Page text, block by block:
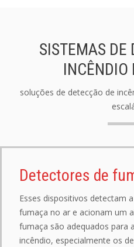
SISTEMAS DE
INCÊNDIO
soluções de detecção de
Detectores de
Esses dispositivos detectam
fumaça no ar e acionam um
fumaça são adequados para
incêndio, especialmente os